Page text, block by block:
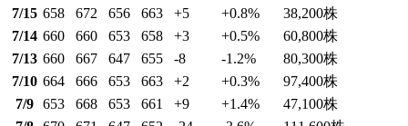
7/15 658 672 656 663 +5 +0.8% 38,200株
7/14 660 660 653 658 +3 +0.5% 60,800株
7/13 660 667 647 655 -8 -1.2% 80,300株
7/10 664 666 653 663 +2 +0.3% 97,400株
7/9 653 668 653 661 +9 +1.4% 47,100株